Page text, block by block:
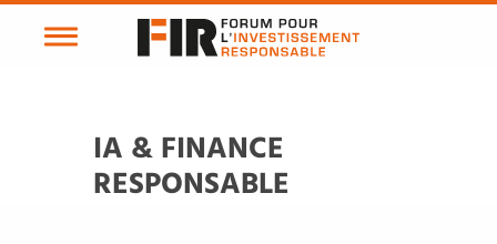
IA & FINANCE
RESPONSABLE